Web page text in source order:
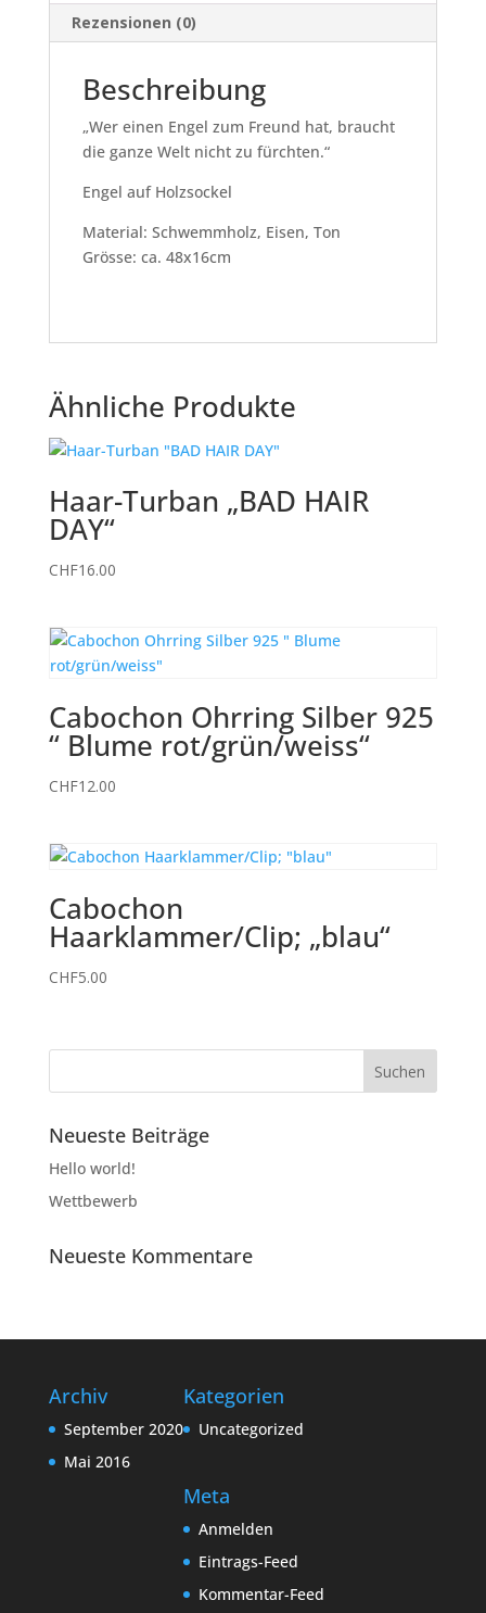
Rezensionen (0)
Beschreibung
„Wer einen Engel zum Freund hat, braucht
die ganze Welt nicht zu fürchten.“
Engel auf Holzsockel
Material: Schwemmholz, Eisen, Ton
Grösse: ca. 48x16cm
Ähnliche Produkte
Haar-Turban „BAD HAIR
DAY“
CHF16.00
Cabochon Ohrring Silber 925
“ Blume rot/grün/weiss“
CHF12.00
Cabochon
Haarklammer/Clip; „blau“
CHF5.00
Neueste Beiträge
Hello world!
Wettbewerb
Neueste Kommentare
Archiv
September 2020
Mai 2016
Kategorien
Uncategorized
Meta
Anmelden
Eintrags-Feed
Kommentar-Feed